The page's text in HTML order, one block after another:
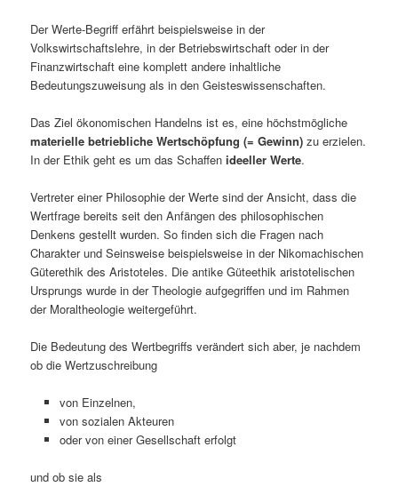
Der Werte-Begriff erfährt beispielsweise in der
Volkswirtschaftslehre, in der Betriebswirtschaft oder in der
Finanzwirtschaft eine komplett andere inhaltliche
Bedeutungszuweisung als in den Geisteswissenschaften.
Das Ziel ökonomischen Handelns ist es, eine höchstmögliche
materielle betriebliche Wertschöpfung (= Gewinn) zu erzielen.
In der Ethik geht es um das Schaffenideeller Werte.
Vertreter einer Philosophie der Werte sind der Ansicht, dass die
Wertfrage bereits seit den Anfängen des philosophischen
Denkens gestellt wurden. So finden sich die Fragen nach
Charakter und Seinsweise beispielsweise in der Nikomachischen
Güterethik des Aristoteles. Die antike Güteethik aristotelischen
Ursprungs wurde in der Theologie aufgegriffen und im Rahmen
der Moraltheologie weitergeführt.
Die Bedeutung des Wertbegriffs verändert sich aber, je nachdem
ob die Wertzuschreibung
von Einzelnen,
von sozialen Akteuren
oder von einer Gesellschaft erfolgt
und ob sie als